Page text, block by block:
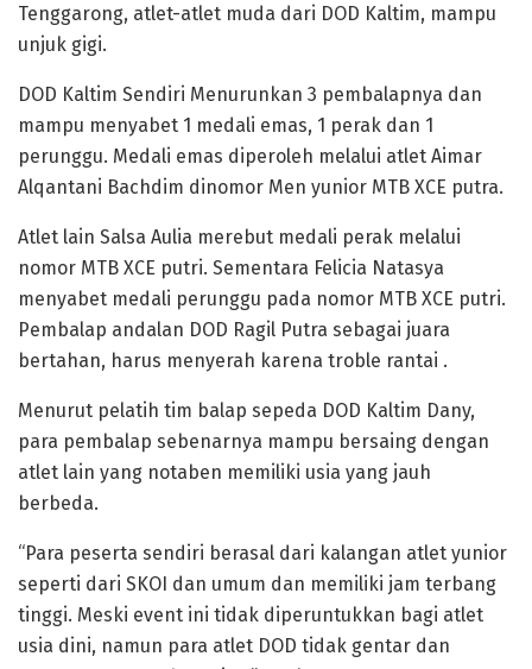
Tenggarong, atlet-atlet muda dari DOD Kaltim, mampu
unjuk gigi.
DOD Kaltim Sendiri Menurunkan 3 pembalapnya dan
mampu menyabet 1 medali emas, 1 perak dan 1
perunggu. Medali emas diperoleh melalui atlet Aimar
Alqantani Bachdim dinomor Men yunior MTB XCE putra.
Atlet lain Salsa Aulia merebut medali perak melalui
nomor MTB XCE putri. Sementara Felicia Natasya
menyabet medali perunggu pada nomor MTB XCE putri.
Pembalap andalan DOD Ragil Putra sebagai juara
bertahan, harus menyerah karena troble rantai .
Menurut pelatih tim balap sepeda DOD Kaltim Dany,
para pembalap sebenarnya mampu bersaing dengan
atlet lain yang notaben memiliki usia yang jauh
berbeda.
“Para peserta sendiri berasal dari kalangan atlet yunior
seperti dari SKOI dan umum dan memiliki jam terbang
tinggi. Meski event ini tidak diperuntukkan bagi atlet
usia dini, namun para atlet DOD tidak gentar dan